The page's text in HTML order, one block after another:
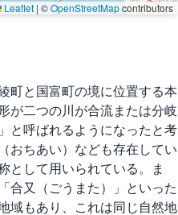
Leaflet | ©OpenStreetMapcontributors
町と国富町の境に位置する本
が二つの川が合流または分岐
と呼ばれるようになったと考
おちあい）なども存在してい
として用いられている。ま
合又（ごうまた）」といった
域もあり、これは同じ自然地